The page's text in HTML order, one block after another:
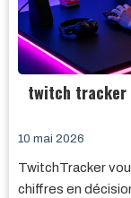
twitch tracker
10 mai 2026
TwitchTracker
chiffres en